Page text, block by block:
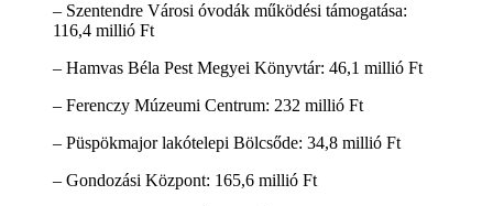
– Szentendre Városi óvodák működési támogatása:
116,4 millió Ft
– Hamvas Béla Pest Megyei Könyvtár: 46,1 millió Ft
– Ferenczy Múzeumi Centrum: 232 millió Ft
– Püspökmajor lakótelepi Bölcsőde: 34,8 millió Ft
– Gondozási Központ: 165,6 millió Ft